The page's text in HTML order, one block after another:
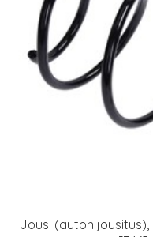
Jousi (auton jousitus),